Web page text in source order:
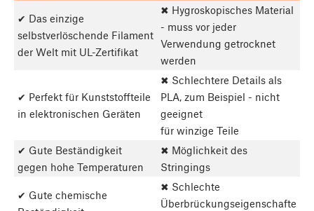
✔ Das einzige
selbstverlöschende Filament
der Welt mit UL-Zertifikat
✖ Hygroskopisches Material
- muss vor jeder
Verwendung getrocknet
werden
✔ Perfekt für Kunststoffteile
in elektronischen Geräten
✖ Schlechtere Details als
PLA, zum Beispiel - nicht
geeignet
für winzige Teile
✔ Gute Beständigkeit
gegen hohe Temperaturen
✖ Möglichkeit des
Stringings
✔ Gute chemische
✖ Schlechte
Überbrückungseigenschafte